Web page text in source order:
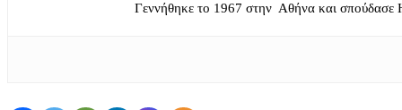
Γεννήθηκε το 1967 στην Αθήνα και σπούδασε